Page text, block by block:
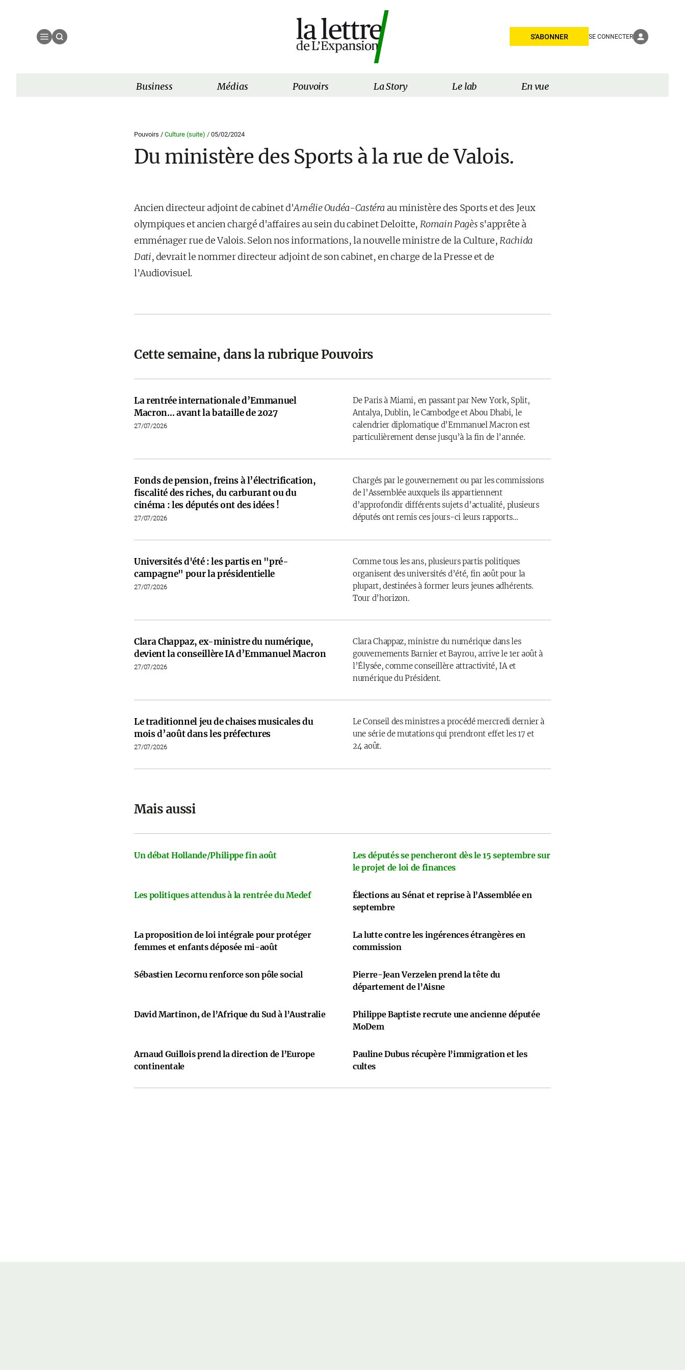
S'ABONNER SE CONNECTER
Business Médias Pouvoirs La Story Le lab En vue
Pouvoirs / Culture (suite) / 05/02/2024
Du ministère des Sports à la rue de Valois.
Ancien directeur adjoint de cabinet d'Amélie Oudéa-Castéra au ministère des Sports et des Jeux
olympiques et ancien chargé d'affaires au sein du cabinet Deloitte, Romain Pagès s'apprête à
emménager rue de Valois. Selon nos informations, la nouvelle ministre de la Culture,Rachida
Dati, devrait le nommer directeur adjoint de son cabinet, en charge de la Presse et de
l'Audiovisuel.
Cette semaine, dans la rubrique Pouvoirs
La rentrée internationale d’Emmanuel
Macron… avant la bataille de 2027
27/07/2026
De Paris à Miami, en passant par New York, Split,
Antalya, Dublin, le Cambodge et Abou Dhabi, le
calendrier diplomatique d’Emmanuel Macron est
particulièrement dense jusqu’à la fin de l’année.
Fonds de pension, freins à l’électrification,
fiscalité des riches, du carburant ou du
cinéma : les députés ont des idées !
27/07/2026
Chargés par le gouvernement ou par les commissions
de l’Assemblée auxquels ils appartiennent
d’approfondir différents sujets d’actualité, plusieurs
députés ont remis ces jours-ci leurs rapports…
Universités d'été : les partis en "pré-
campagne" pour la présidentielle
27/07/2026
Comme tous les ans, plusieurs partis politiques
organisent des universités d’été, fin août pour la
plupart, destinées à former leurs jeunes adhérents.
Tour d’horizon.
Clara Chappaz, ex-ministre du numérique,
devient la conseillère IA d’Emmanuel Macron
27/07/2026
Clara Chappaz, ministre du numérique dans les
gouvernements Barnier et Bayrou, arrive le 1er août à
l’Élysée, comme conseillère attractivité, IA et
numérique du Président.
Le traditionnel jeu de chaises musicales du
mois d’août dans les préfectures
27/07/2026
Le Conseil des ministres a procédé mercredi dernier à
une série de mutations qui prendront effet les 17 et
24 août.
Mais aussi
Un débat Hollande/Philippe fin août
Les députés se pencheront dès le 15 septembre sur
le projet de loi de finances
Les politiques attendus à la rentrée du Medef
Élections au Sénat et reprise à l’Assemblée en
septembre
La proposition de loi intégrale pour protéger
femmes et enfants déposée mi-août
La lutte contre les ingérences étrangères en
commission
Sébastien Lecornu renforce son pôle social
Pierre-Jean Verzelen prend la tête du
département de l’Aisne
David Martinon, de l’Afrique du Sud à l’Australie
Philippe Baptiste recrute une ancienne députée
MoDem
Arnaud Guillois prend la direction de l’Europe
continentale
Pauline Dubus récupère l’immigration et les
cultes